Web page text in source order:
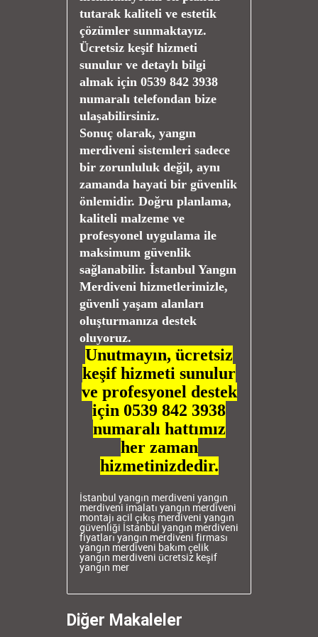
tutarak kaliteli ve estetik
çözümler sunmaktayız.
Ücretsiz keşif hizmeti
sunulur ve detaylı bilgi
almak için 0539 842 3938
numaralı telefondan bize
ulaşabilirsiniz.
Sonuç olarak, yangın
merdiveni sistemleri sadece
bir zorunluluk değil, aynı
zamanda hayati bir güvenlik
önlemidir. Doğru planlama,
kaliteli malzeme ve
profesyonel uygulama ile
maksimum güvenlik
sağlanabilir. İstanbul Yangın
Merdiveni hizmetlerimizle,
güvenli yaşam alanları
oluşturmanıza destek
oluyoruz.
Unutmayın, ücretsiz
keşif hizmeti sunulur
ve profesyonel destek
için 0539 842 3938
numaralı hattımız
her zaman
hizmetinizdedir.
İstanbul yangın merdiveni yangın
merdiveni imalatı yangın merdiveni
montajı acil çıkış merdiveni yangın
güvenliği İstanbul yangın merdiveni
fiyatları yangın merdiveni firması
yangın merdiveni bakım çelik
yangın merdiveni ücretsiz keşif
yangın mer
Diğer Makaleler